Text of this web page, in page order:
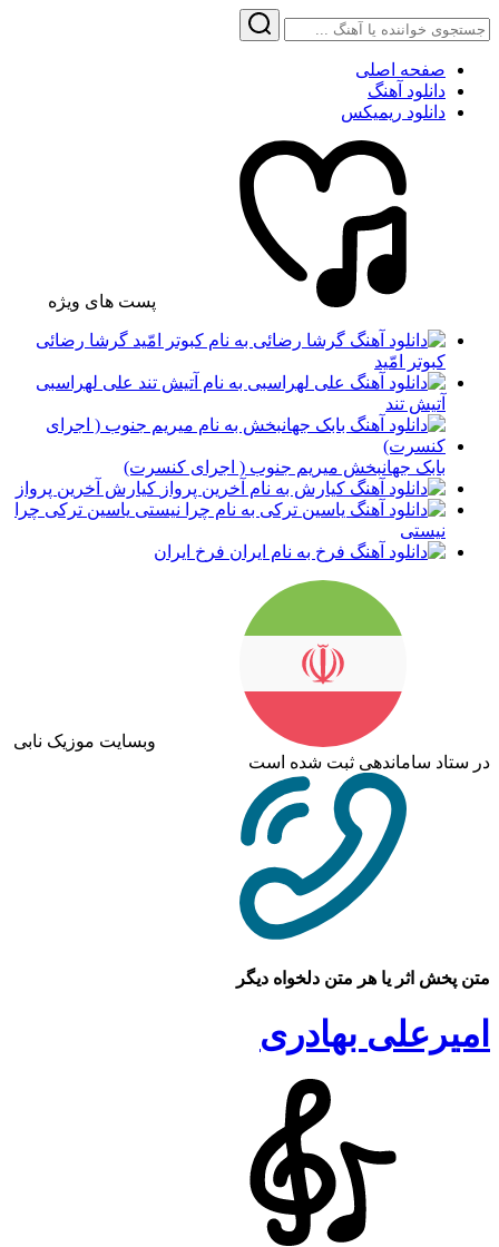
صفحه اصلی
دانلود آهنگ
دانلود ریمیکس
پست های ویژه
گرشا رضائی
کبوتر امّید
علی لهراسبی
آتیش تند
بابک جهانبخش میریم جنوب ( اجرای کنسرت)
کیارش آخرین پرواز
یاسین ترکی چرا
نیستی
فرخ ایران
وبسایت موزیک نابی
در ستاد ساماندهی ثبت شده است
متن پخش اثر یا هر متن دلخواه دیگر
امیرعلی بهادری